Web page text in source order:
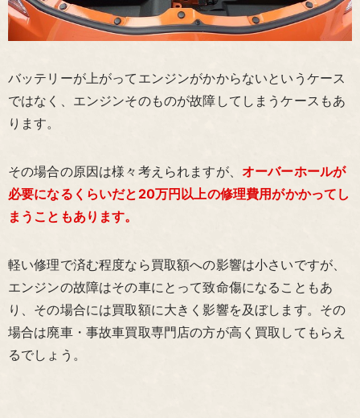
バッテリーが上がってエンジンがかからないというケース
ではなく、エンジンそのものが故障してしまうケースもあ
ります。
その場合の原因は様々考えられますが、 オーバーホールが
必要になるくらいだと20万円以上の修理費用がかかってし
まうこともあります。
軽い修理で済む程度なら買取額への影響は小さいですが、
エンジンの故障はその車にとって致命傷になることもあ
り、その場合には買取額に大きく影響を及ぼします。その
場合は廃車・事故車買取専門店の方が高く買取してもらえ
るでしょう。